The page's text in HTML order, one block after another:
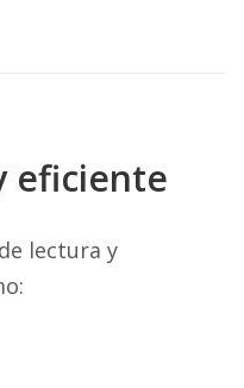
eficiente
lectura y